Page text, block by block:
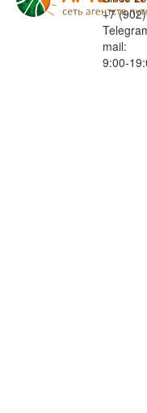
+7
mail:
9:00-